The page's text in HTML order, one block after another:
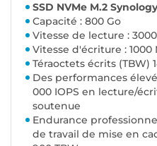
SSD NVMe M.2 Synology
Capacité : 800 Go
Vitesse de lecture :
Vitesse d'écriture : 1000
Téraoctets écrits (TBW)
Des performances
000 IOPS en lecture/
soutenue
Endurance
de travail de mise en